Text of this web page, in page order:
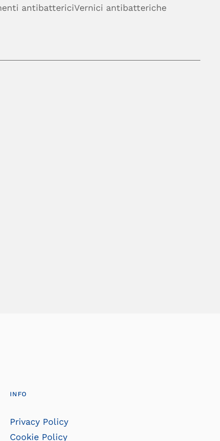
antibattericiVernici antibatteriche
INFO
Privacy Policy
Cookie Policy